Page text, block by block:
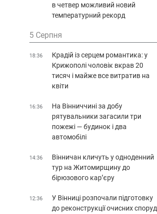
в четвер можливий новий
температурний рекорд
5 Серпня
18:36
Крадій із серцем романтика: у
Крижополі чоловік вкрав 20
тисяч і майже все витратив на
квіти
16:36
На Вінниччині за добу
рятувальники загасили три
пожежі — будинок і два
автомобілі
14:36
Вінничан кличуть у одноденний
тур на Житомирщину до
бірюзового кар’єру
12:36
У Вінниці розпочали підготовку
до реконструкції очисних споруд